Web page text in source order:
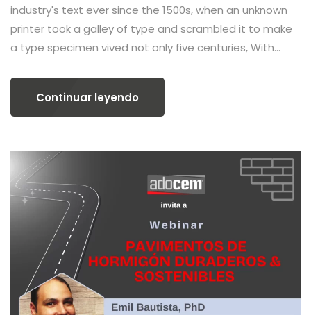
industry's text ever since the 1500s, when an unknown
printer took a galley of type and scrambled it to make
a type specimen vived not only five centuries, With...